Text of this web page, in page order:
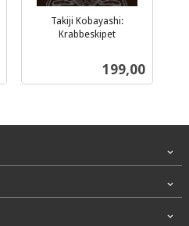
Takiji Kobayashi:
Krabbeskipet
Pris
199,00